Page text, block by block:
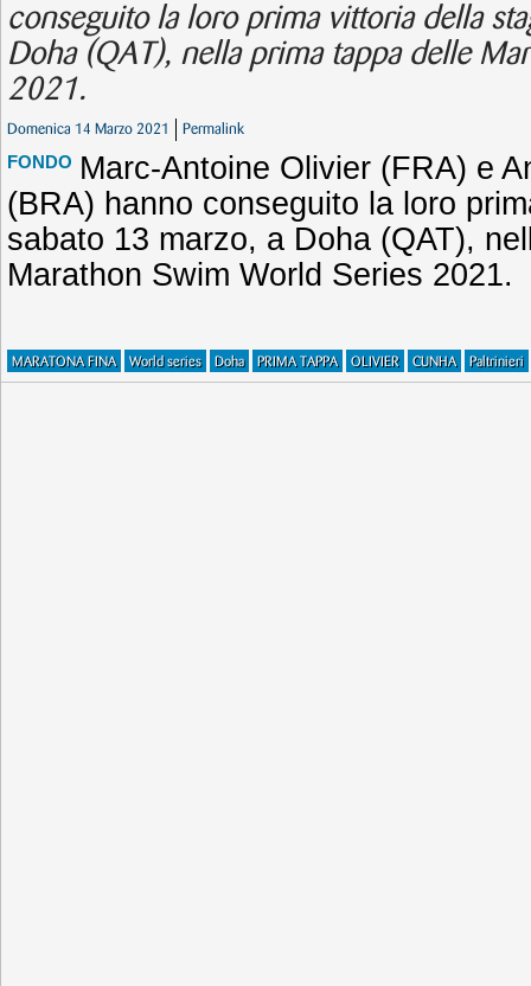
conseguito la loro prima vittoria della
Doha (QAT), nella prima tappa delle
2021.
Domenica 14 Marzo 2021 Permalink
FONDO Marc-Antoine Olivier (FRA) e
(BRA) hanno conseguito la loro
sabato 13 marzo, a Doha (QAT),
Marathon Swim World Series 2021.
MARATONA FINA World series Doha PRIMA TAPPA OLIVIER CUNHA Paltrinieri